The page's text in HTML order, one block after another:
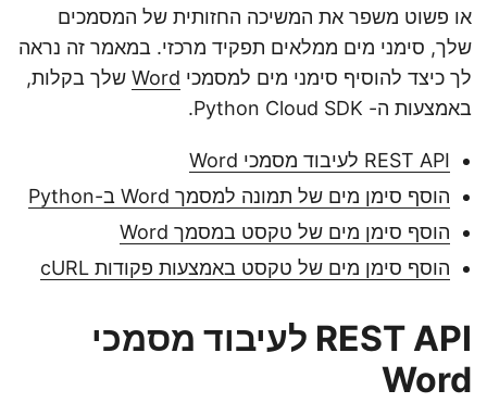
או פשוט משפר את המשיכה החזותית של המסמכים
שלך, סימני מים ממלאים תפקיד מרכזי. במאמר זה נראה
לך כיצד להוסיף סימני מים למסמכיWordשלך בקלות,
באמצעות ה- Python Cloud SDK.
REST API לעיבוד מסמכי Word
הוסף סימן מים של תמונה למסמך Word ב-Python
הוסף סימן מים של טקסט במסמך Word
הוסף סימן מים של טקסט באמצעות פקודות cURL
REST API לעיבוד מסמכי
Word